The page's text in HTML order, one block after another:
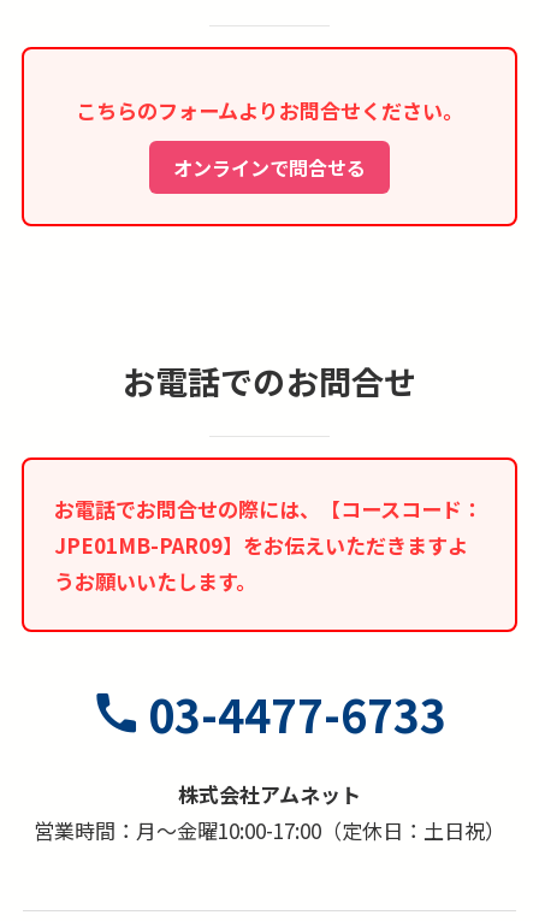
が多く、バスタブ付きのお部屋の事前確約は出来
■本コースはインターネット限定商品のため、紙
媒体等のツアーパンフレットはございません。
こちらのフォームよりお問合せください。
オンラインで問合せる
お電話でのお問合せ
お電話でお問合せの際には、【コースコード：
JPE01MB-PAR09】をお伝えいただきますよ
うお願いいたします。
03-4477-6733
株式会社アムネット
営業時間：月～金曜10:00-17:00（定休日：土日祝）